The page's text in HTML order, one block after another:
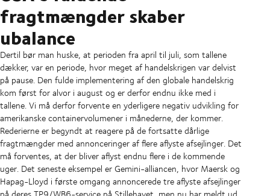
fragtmængder skaber
ubalance
Dertil bør man huske, at perioden fra april til juli, som tallene
dækker, var en periode, hvor meget af handelskrigen var delvist
på pause. Den fulde implementering af den globale handelskrig
kom først for alvor i august og er derfor endnu ikke med i
tallene. Vi må derfor forvente en yderligere negativ udvikling for
amerikanske containervolumener i månederne, der kommer.
Rederierne er begyndt at reagere på de fortsatte dårlige
fragtmængder med annonceringer af flere aflyste afsejlinger. Det
må forventes, at der bliver aflyst endnu flere i de kommende
uger. Det seneste eksempel er Gemini-alliancen, hvor Maersk og
Hapag-Lloyd i første omgang annoncerede tre aflyste afsejlinger